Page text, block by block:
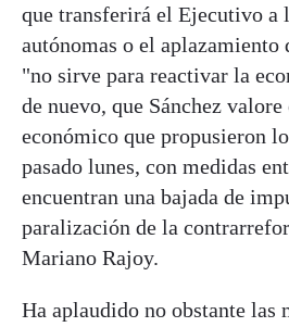
que transferirá el Ejecutivo a
autónomas o el aplazamiento
"no sirve para reactivar la
de nuevo, que Sánchez
económico que propusieron
pasado lunes, con medidas
encuentran una bajada de
paralización de la
Mariano Rajoy.
Ha aplaudido no obstante las